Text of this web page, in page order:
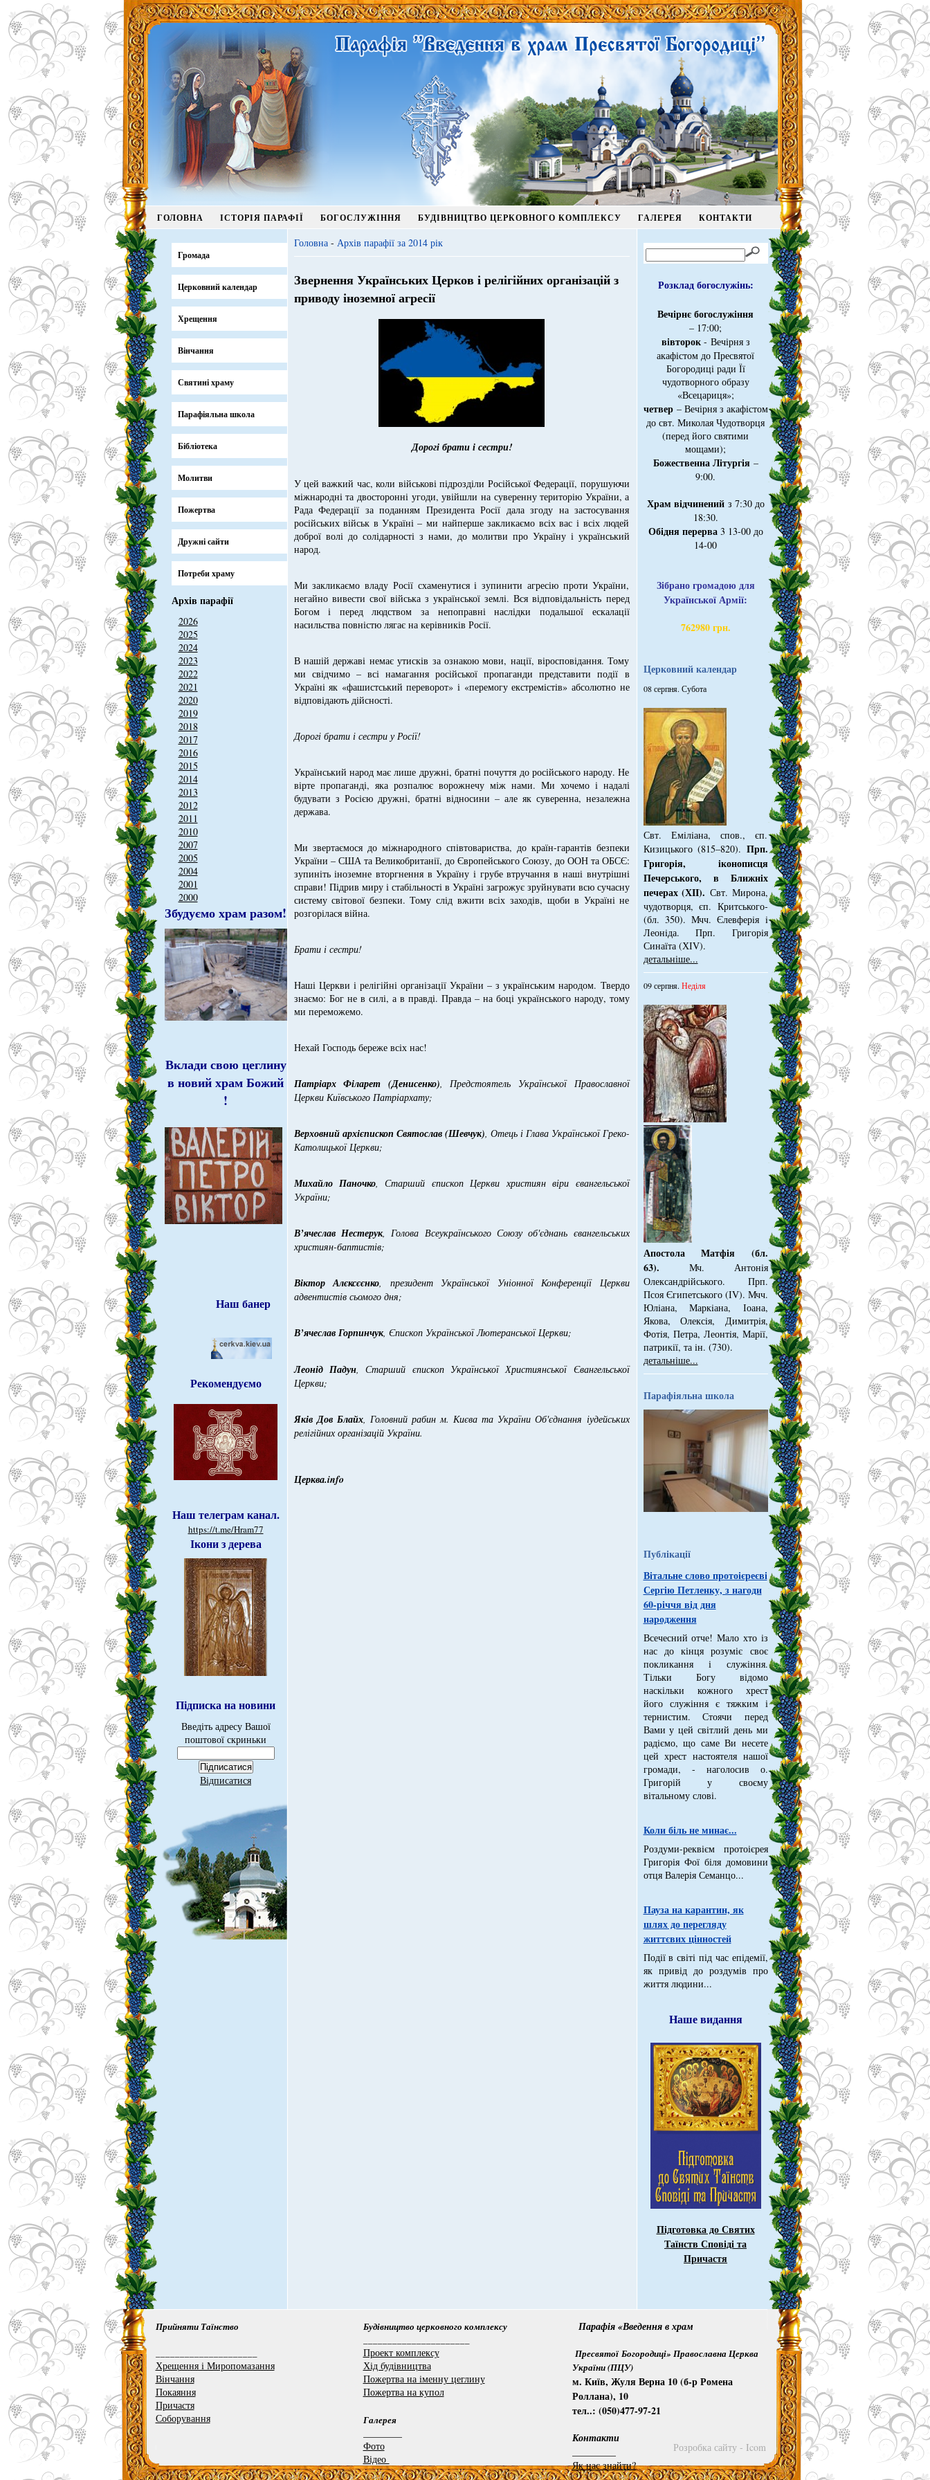
ГОЛОВНА ІСТОРІЯ ПАРАФІЇ БОГОСЛУЖІННЯ БУДІВНИЦТВО ЦЕРКОВНОГО КОМПЛЕКСУ ГАЛЕРЕЯ КОНТАКТИ
Громада
Церковний календар
Хрещення
Вінчання
Святині храму
Парафіяльна школа
Бібліотека
Молитви
Пожертва
Дружні сайти
Потреби храму
Архів парафії
2026
2025
2024
2023
2022
2021
2020
2019
2018
2017
2016
2015
2014
2013
2012
2011
2010
2007
2005
2004
2001
2000
Збудуємо храм разом!
Вклади свою цеглину
в новий храм Божий
!
Наш банер
Рекомендуємо
Наш телеграм канал.
https://t.me/Hram77
Ікони з дерева
Підписка на новини
Введіть адресу Вашої
поштової скриньки
Відписатися
Головна- Архів парафії за 2014 рік
Звернення Українських Церков і релігійних організацій з
приводу іноземної агресії
Дорогі брати і сестри!
У цей важкий час, коли військові підрозділи Російської Федерації, порушуючи
міжнародні та двосторонні угоди, увійшли на суверенну територію України, а
Рада Федерації за поданням Президента Росії дала згоду на застосування
російських військ в Україні – ми найперше закликаємо всіх вас і всіх людей
доброї волі до солідарності з нами, до молитви про Україну і український
народ.
Ми закликаємо владу Росії схаменутися і зупинити агресію проти України,
негайно вивести свої війська з української землі. Вся відповідальність перед
Богом і перед людством за непоправні наслідки подальшої ескалації
насильства повністю лягає на керівників Росії.
В нашій державі немає утисків за ознакою мови, нації, віросповідання. Тому
ми свідчимо – всі намагання російської пропаганди представити події в
Україні як «фашистський переворот» і «перемогу екстремістів» абсолютно не
відповідають дійсності.
Дорогі брати і сестри у Росії!
Український народ має лише дружні, братні почуття до російського народу. Не
вірте пропаганді, яка розпалює ворожнечу між нами. Ми хочемо і надалі
будувати з Росією дружні, братні відносини – але як суверенна, незалежна
держава.
Ми звертаємося до міжнародного співтовариства, до країн-гарантів безпеки
України – США та Великобританії, до Європейського Союзу, до ООН та ОБСЄ:
зупиніть іноземне вторгнення в Україну і грубе втручання в наші внутрішні
справи! Підрив миру і стабільності в Україні загрожує зруйнувати всю сучасну
систему світової безпеки. Тому слід вжити всіх заходів, щоби в Україні не
розгорілася війна.
Брати і сестри!
Наші Церкви і релігійні організації України – з українським народом. Твердо
знаємо: Бог не в силі, а в правді. Правда – на боці українського народу, тому
ми переможемо.
Нехай Господь береже всіх нас!
Патріарх Філарет (Денисенко), Предстоятель Української Православної
Церкви Київського Патріархату;
Верховний архієпископ Святослав (Шевчук), Отець і Глава Української Греко-
Католицької Церкви;
Михайло Паночко, Старший єпископ Церкви християн віри євангельської
України;
В’ячеслав Нестерук, Голова Всеукраїнського Союзу об'єднань євангельських
християн-баптистів;
Віктор Алєксєєнко, президент Української Уніонної Конференції Церкви
адвентистів сьомого дня;
В’ячеслав Горпинчук, Єпископ Української Лютеранської Церкви;
Леонід Падун, Старший єпископ Української Християнської Євангельської
Церкви;
Яків Дов Блайх, Головний рабин м. Києва та України Об'єднання іудейських
релігійних організацій України.
Церква.info
Розклад богослужінь:
Вечірнє богослужіння
– 17:00;
вівторок- Вечірня з
акафістом до Пресвятої
Богородиці ради Її
чудотворного образу
«Всецариця»;
четвер– Вечірня з акафістом
до свт. Миколая Чудотворця
(перед його святими
мощами);
Божественна Літургія–
9:00.
Храм відчиненийз 7:30 до
18:30.
Обідня перерва3 13-00 до
14-00
Зібрано громадою для
Української Армії:
762980 грн.
Церковний календар
08 серпня. Субота
Свт. Емiлiана, спов., єп.
Кизицького (815–820). Прп.
Григорiя, iконописця
Печер­ського, в Ближнiх
печерах (ХІІ). Свт. Мирона,
чудотворця, єп. Критського­
(бл. 350). Мчч. Єлев­ферiя i
Леонiда. Прп. Григорiя
Синаїта (ХІV).
детальніше...
09 серпня. Неділя
Апостола Матфія (бл.
63). Мч. Антонiя
Олександрiйського. Прп.
Псоя Єгипетського (ІV). Мчч.
Юлiана, Маркiана, Іоана,
Якова, Олексiя, Димитрiя,
Фотiя, Петра, Леонтiя, Марiї,
патрикiї, та iн. (730).
детальніше...
Парафіяльна школа
Публікації
Вітальне слово протоієреєві
Сергію Петленку, з нагоди
60-річчя від дня
народження
Всечесний отче! Мало хто із
нас до кінця розуміє своє
покликання і служіння.
Тільки Богу відомо
наскільки кожного хрест
його служіння є тяжким і
тернистим. Стоячи перед
Вами у цей світлий день ми
радіємо, що саме Ви несете
цей хрест настоятеля нашої
громади, - наголосив о.
Григорій у своєму
вітальному слові.
Коли біль не минає...
Роздуми-реквієм протоієрея
Григорія Фої біля домовини
отця Валерія Семанцо...
Пауза на карантин, як
шлях до перегляду
життєвих цінностей
Події в світі під час епідемії,
як привід до роздумів про
життя людини...
Наше видання
Підготовка до Святих
Таїнств Сповіді та
Причастя
Прийняти Таїнство
Хрещення і Миропомазання
Вінчання
Покаяння
Причастя
Соборування
Будівництво церковного комплексу
Проект комплексу
Хід будівництва
Пожертва на іменну цеглину
Пожертва на купол
Галерея
Фото
Відео
Парафія «Введення в храм
Пресвятої Богородиці» Православна Церква
України (ПЦУ)
м. Київ, Жуля Верна 10 (б-р Ромена
Роллана), 10
тел..: (050)477-97-21
Контакти
Як нас знайти?
Розробка сайту - Icom